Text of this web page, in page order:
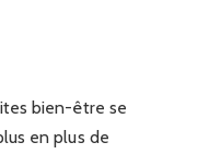
bien-être se
en plus de